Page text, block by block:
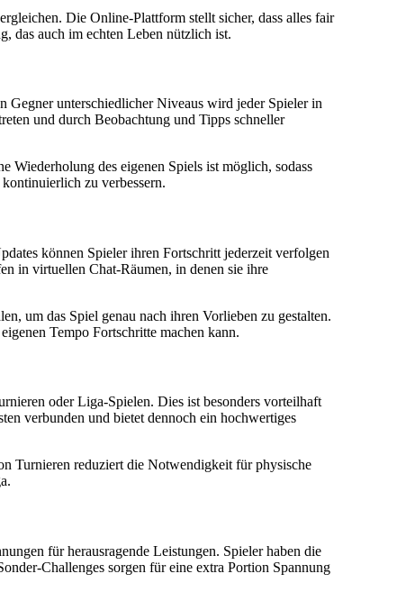
Die Online-Plattform stellt sicher, dass alles fair
das auch im echten Leben nützlich ist.
Gegner unterschiedlicher Niveaus wird jeder Spieler in
und durch Beobachtung und Tipps schneller
Wiederholung des eigenen Spiels ist möglich, sodass
zu verbessern.
können Spieler ihren Fortschritt jederzeit verfolgen
in virtuellen Chat-Räumen, in denen sie ihre
um das Spiel genau nach ihren Vorlieben zu gestalten.
Tempo Fortschritte machen kann.
oder Liga-Spielen. Dies ist besonders vorteilhaft
verbunden und bietet dennoch ein hochwertiges
Turnieren reduziert die Notwendigkeit für physische
für herausragende Leistungen. Spieler haben die
Challenges sorgen für eine extra Portion Spannung